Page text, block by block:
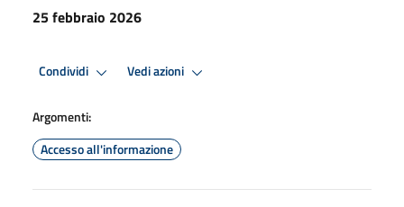
25 febbraio 2026
Condividi Vedi azioni
Argomenti:
Accesso all'informazione